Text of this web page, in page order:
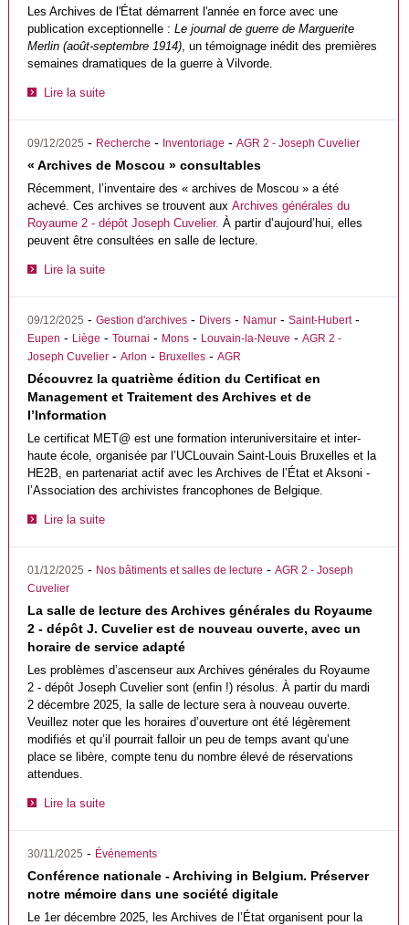
Les Archives de l'État démarrent l'année en force avec une
publication exceptionnelle :Le journal de guerre de Marguerite
Merlin (août-septembre 1914), un témoignage inédit des premières
semaines dramatiques de la guerre à Vilvorde.
Lire la suite
09/12/2025 - Recherche - Inventoriage -AGR 2 - Joseph Cuvelier
« Archives de Moscou » consultables
Récemment, l’inventaire des « archives de Moscou » a été
achevé. Ces archives se trouvent auxArchives générales du
Royaume 2 - dépôt Joseph Cuvelier. À partir d’aujourd’hui, elles
peuvent être consultées en salle de lecture.
Lire la suite
09/12/2025 -Gestion d'archives - Divers - Namur -Saint-Hubert-
Eupen - Liège -Tournai - Mons - Louvain-la-Neuve -AGR 2 -
Joseph Cuvelier -Arlon - Bruxelles -AGR
Découvrez la quatrième édition du Certificat en
Management et Traitement des Archives et de
l’Information
Le certificat MET@ est une formation interuniversitaire et inter-
haute école, organisée par l’UCLouvain Saint-Louis Bruxelles et la
HE2B, en partenariat actif avec les Archives de l’État et Aksoni -
l’Association des archivistes francophones de Belgique.
Lire la suite
01/12/2025 - Nos bâtiments et salles de lecture -AGR 2 - Joseph
Cuvelier
La salle de lecture des Archives générales du Royaume
2 - dépôt J. Cuvelier est de nouveau ouverte, avec un
horaire de service adapté
Les problèmes d’ascenseur aux Archives générales du Royaume
2 - dépôt Joseph Cuvelier sont (enfin !) résolus. À partir du mardi
2 décembre 2025, la salle de lecture sera à nouveau ouverte.
Veuillez noter que les horaires d’ouverture ont été légèrement
modifiés et qu’il pourrait falloir un peu de temps avant qu’une
place se libère, compte tenu du nombre élevé de réservations
attendues.
Lire la suite
30/11/2025 - Événements
Conférence nationale - Archiving in Belgium. Préserver
notre mémoire dans une société digitale
Le 1er décembre 2025, les Archives de l’État organisent pour la